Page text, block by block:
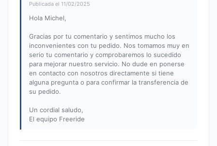
Publicada el 11/02/2025
Hola Michel,
Gracias por tu comentario y sentimos mucho los
inconvenientes con tu pedido. Nos tomamos muy en
serio tu comentario y comprobaremos lo sucedido
para mejorar nuestro servicio. No dude en ponerse
en contacto con nosotros directamente si tiene
alguna pregunta o para confirmar la transferencia de
su pedido.
Un cordial saludo,
El equipo Freeride